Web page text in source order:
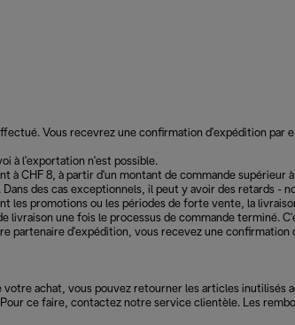
Vous recevrez une confirmation d'expédition
à l'exportation n'est possible.
à CHF 8, à partir d'un montant de commande
des cas exceptionnels, il peut y avoir des retards
les promotions ou les périodes de forte vente, la
livraison une fois le processus de commande terminé.
partenaire d'expédition, vous recevez une
achat, vous pouvez retourner les articles
ce faire, contactez notre service clientèle. Les